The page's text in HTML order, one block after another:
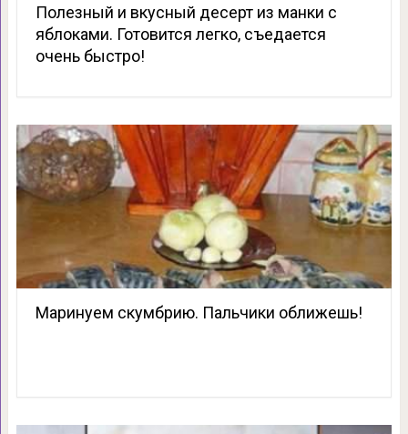
Полезный и вкусный десерт из манки с
яблоками. Готовится легко, съедается
очень быстро!
Маринуем скумбрию. Пальчики оближешь!